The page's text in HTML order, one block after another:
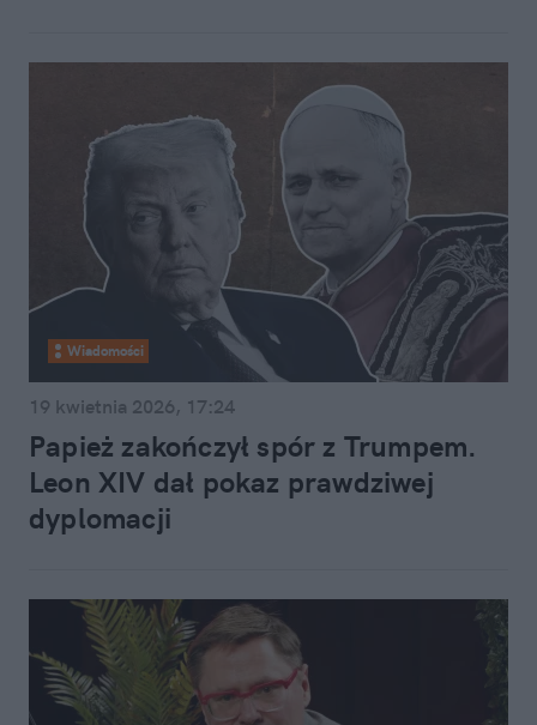
Wiadomości
19 kwietnia 2026, 17:24
Papież zakończył spór z Trumpem.
Leon XIV dał pokaz prawdziwej
dyplomacji